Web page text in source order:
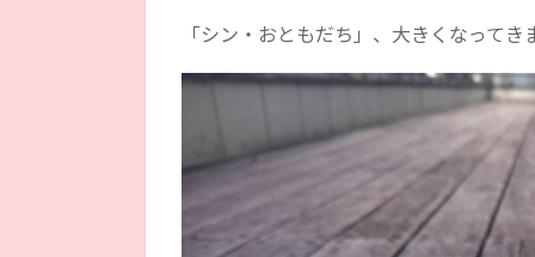
「シン・おともだち」、大きくなってき